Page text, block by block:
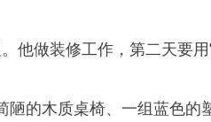
他做装修工作，第二天要
的木质桌椅、一组蓝色的